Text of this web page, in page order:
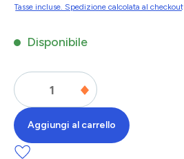
Tasse incluse. Spedizione calcolata al checkout
Disponibile
Aggiungi al carrello